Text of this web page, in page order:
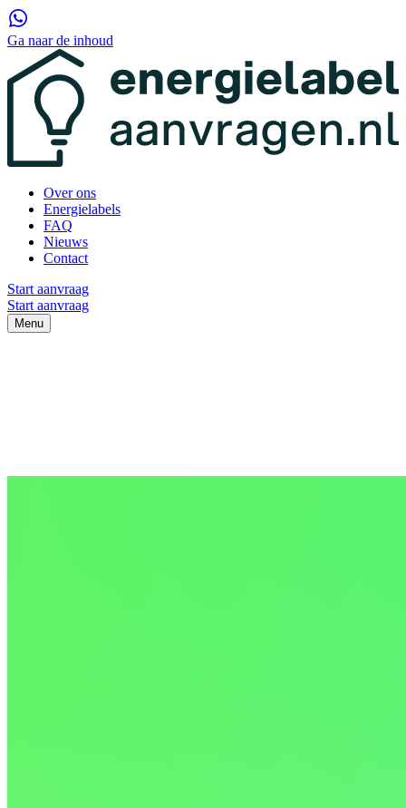
Ga naar de inhoud
Over ons
Energielabels
FAQ
Nieuws
Contact
Start aanvraag
Start aanvraag
Menu